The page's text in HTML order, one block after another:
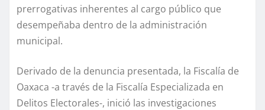
prerrogativas inherentes al cargo público que
desempeñaba dentro de la administración
municipal.
Derivado de la denuncia presentada, la Fiscalía de
Oaxaca -a través de la Fiscalía Especializada en
Delitos Electorales-, inició las investigaciones